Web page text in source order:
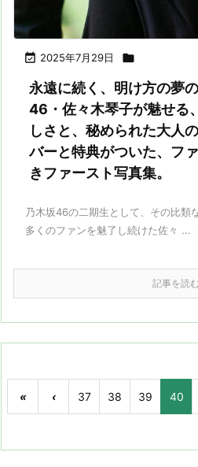
 2025年7月29日 
永遠に続く、明け方の夢
46・佐々木琴子が魅せる
しさと、秘められた大人
バーと特典がついた、フ
きファースト写真集。
乃木坂46の二期生として、その比類
多くのファンを魅了し続けた佐々 ...
記事を読む
« ‹ 37 38 39 40